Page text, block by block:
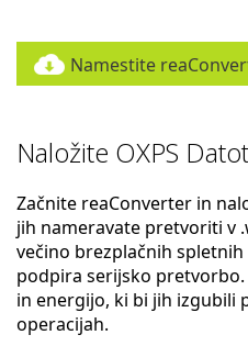
Namestite
Naložite OXPS
Začnite reaConverter in
jih nameravate pretvoriti v
večino brezplačnih
podpira serijsko
in energijo, ki bi jih izgubili
operacijah.